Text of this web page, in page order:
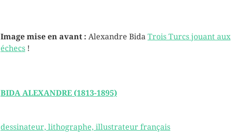
Image mise en avant : Alexandre Bida Trois Turcs jouant aux
échecs !
BIDA ALEXANDRE (1813-1895)
dessinateur, lithographe, illustrateur français